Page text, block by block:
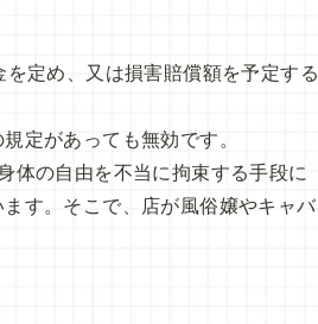
定め、又は損害賠償額を予定する
定があっても無効です。
体の自由を不当に拘束する手段に
す。そこで、店が風俗嬢やキャバ